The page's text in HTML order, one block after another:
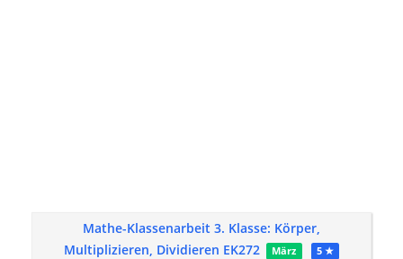
Mathe-Klassenarbeit 3. Klasse: Körper,
Multiplizieren, Dividieren EK272
März 5 ★